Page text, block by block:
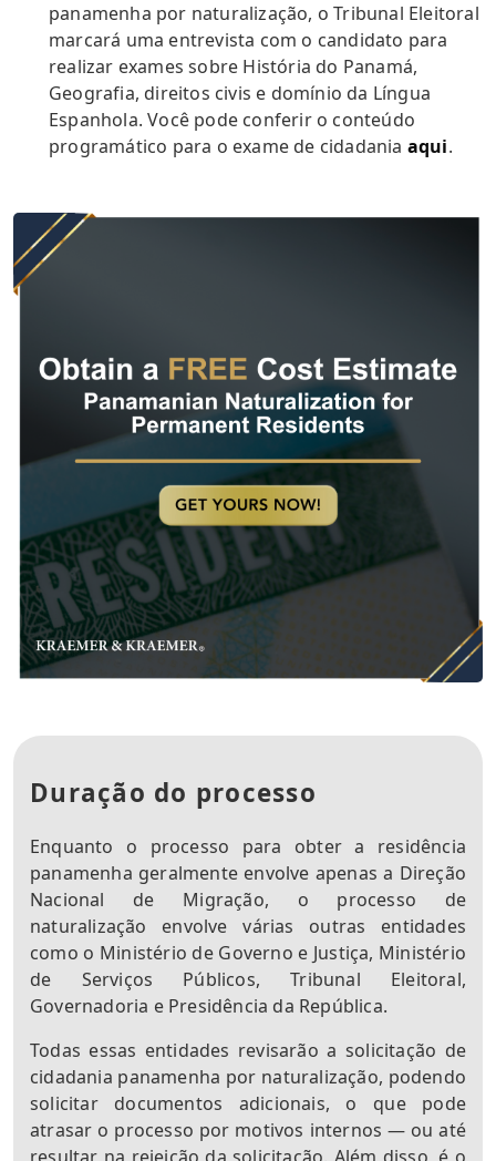
panamenha por naturalização, o Tribunal Eleitoral
marcará uma entrevista com o candidato para
realizar exames sobre História do Panamá,
Geografia, direitos civis e domínio da Língua
Espanhola. Você pode conferir o conteúdo
programático para o exame de cidadania aqui.
Duração do processo
Enquanto o processo para obter a residência
panamenha geralmente envolve apenas a Direção
Nacional de Migração, o processo de
naturalização envolve várias outras entidades
como o Ministério de Governo e Justiça, Ministério
de Serviços Públicos, Tribunal Eleitoral,
Governadoria e Presidência da República.
Todas essas entidades revisarão a solicitação de
cidadania panamenha por naturalização, podendo
solicitar documentos adicionais, o que pode
atrasar o processo por motivos internos — ou até